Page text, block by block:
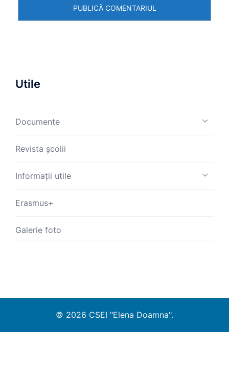
Utile
Documente
Revista școlii
Informații utile
Erasmus+
Galerie foto
© 2026 CSEI "Elena Doamna".